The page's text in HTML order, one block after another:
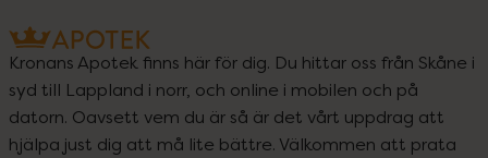
Kronans Apotek finns här för dig. Du hittar oss från Skåne i
syd till Lappland i norr, och online i mobilen och på
datorn. Oavsett vem du är så är det vårt uppdrag att
hjälpa just dig att må lite bättre. Välkommen att prata